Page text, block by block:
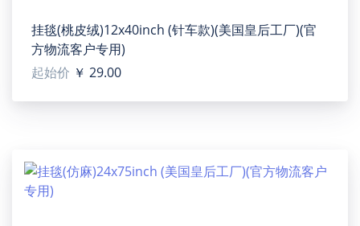
【内部构造】每个包装包括1个木制底座和1个丙烯酸
板。
【特别说明】此尺码数据因测量方法不同，误差在1-2cm
内的属于正常现象。
【产品尺码】15.24cm(宽) x 10.16cm(高)
设计提示：
印刷区域图片大小：600 x 900 px /150 dpi.
挂毯(桃皮绒)12x40inch (针车款)(美国皇后工厂)(官
方物流客户专用)
起始价 ￥ 29.00